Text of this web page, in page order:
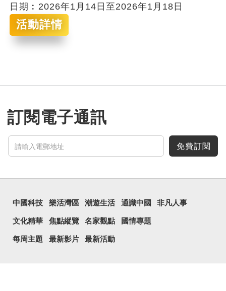
日期︰2026年1月14日至2026年1月18日
活動詳情
訂閱電子通訊
免費訂閱
中國科技 樂活灣區 潮遊生活 通識中國 非凡人事
文化精華 焦點縱覽 名家觀點 國情專題
每周主題 最新影片 最新活動